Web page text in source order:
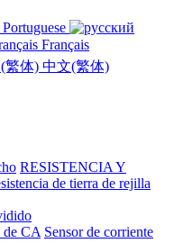
Portuguese
Français
中文(繁体)
RESISTENCIA Y
de tierra de rejilla
de CA Sensor de corriente